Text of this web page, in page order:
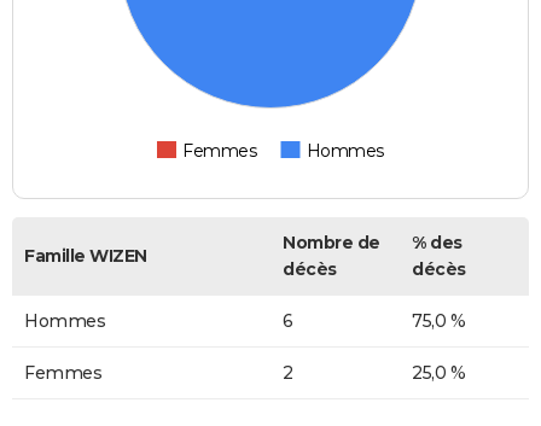
Femmes Hommes
Famille WIZEN
Nombre de
décès
% des
décès
Hommes 6 75,0 %
Femmes 2 25,0 %